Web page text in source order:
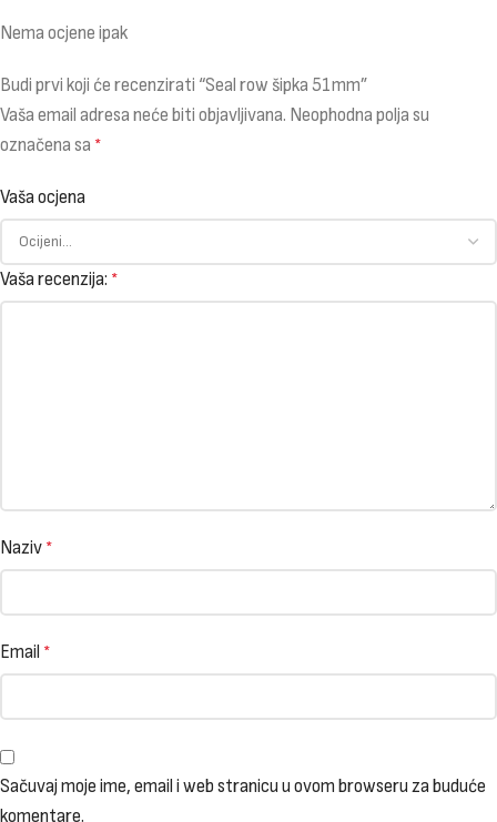
Nema ocjene ipak
Budi prvi koji će recenzirati “Seal row šipka 51mm”
Vaša email adresa neće biti objavljivana. Neophodna polja su
označena sa *
Vaša ocjena
Vaša recenzija: *
Naziv *
Email *
Sačuvaj moje ime, email i web stranicu u ovom browseru za buduće
komentare.